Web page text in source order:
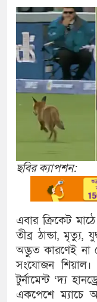
ছবির ক্যাপশন:
এবার ক্রিকেট
তীব্র ঠান্ডা,
অদ্ভুত কারণেই না
সংযোজন শিয়াল।
টুর্নামেন্ট ‘দ্য
একপেশে ম্যাচে